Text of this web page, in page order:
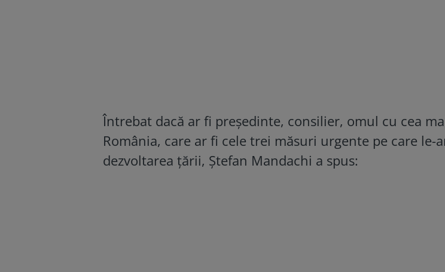
Întrebat dacă ar fi preşedinte, consilier, omul cu cea
România, care ar fi cele trei măsuri urgente pe care le-
dezvoltarea ţării, Ştefan Mandachi a spus: